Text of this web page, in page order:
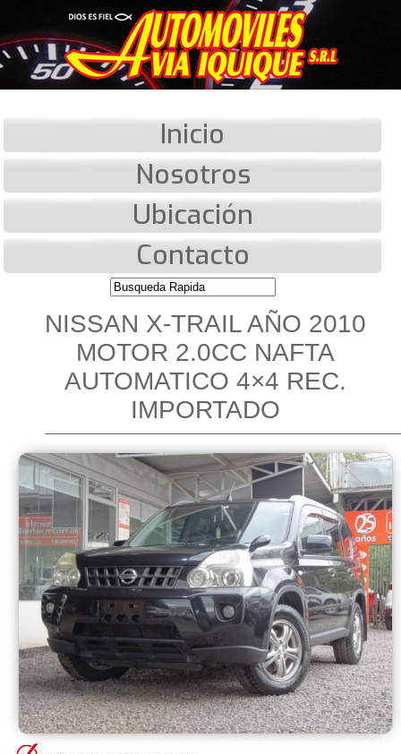
Inicio
Nosotros
Ubicación
Contacto
NISSAN X-TRAIL AÑO 2010
MOTOR 2.0CC NAFTA
AUTOMATICO 4×4 REC.
IMPORTADO